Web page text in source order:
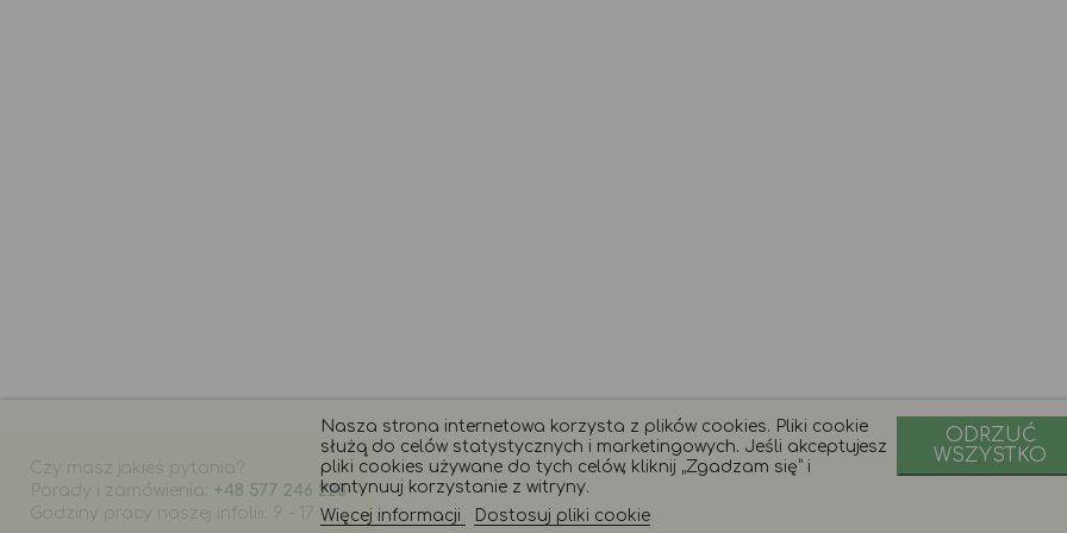
Nasza strona internetowa korzysta z plików cookies. Pliki cookie
służą do celów statystycznych i marketingowych. Jeśli akceptujesz
pliki cookies używane do tych celów, kliknij „Zgadzam się” i
kontynuuj korzystanie z witryny.
Więcej informacji
Dostosuj pliki cookie
ODRZUĆ
WSZYSTKO
+48 577 246 228